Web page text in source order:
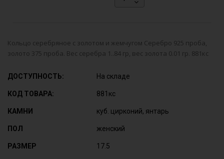
Кольцо серебряное с золотом и жемчугом Серебро 925 проба,
золото 375 проба. Вес серебра 1..84 гр, вес золота 0.01 гр. 881кс
ДОСТУПНОСТЬ: На складе
КОД ТОВАРА: 881кс
КАМНИ куб. цирконий, янтарь
ПОЛ женский
РАЗМЕР 17.5